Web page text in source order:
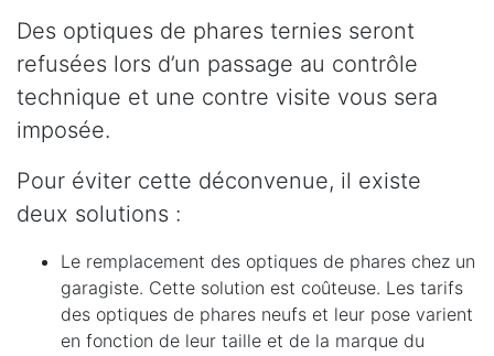
Des optiques de phares ternies seront
refusées lors d’un passage au contrôle
technique et une contre visite vous sera
imposée.
Pour éviter cette déconvenue, il existe
deux solutions :
Le remplacement des optiques de phares chez un
garagiste. Cette solution est coûteuse. Les tarifs
des optiques de phares neufs et leur pose varient
en fonction de leur taille et de la marque du